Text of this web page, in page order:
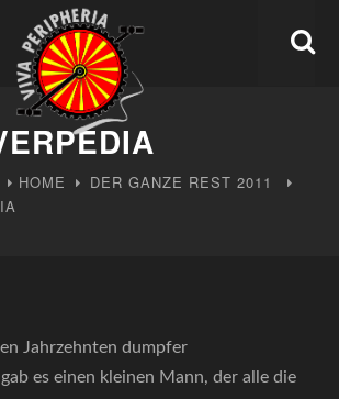
HOME DER GANZE REST 2011
Jahrzehnten dumpfer
es einen kleinen Mann, der alle die